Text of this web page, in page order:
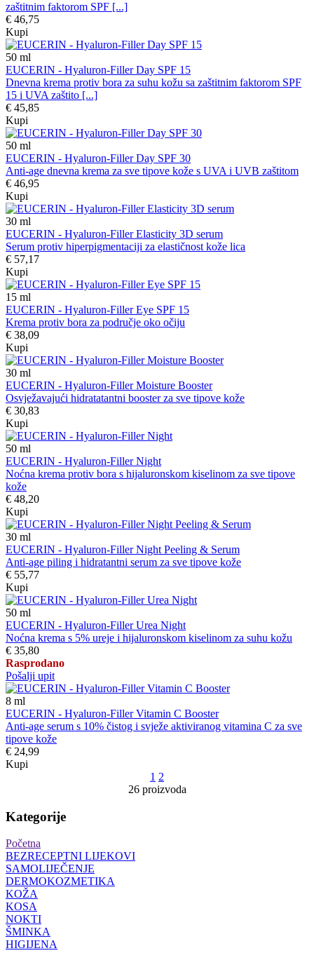
zaštitnim faktorom SPF [...]
€ 46,75
Kupi
50 ml
EUCERIN - Hyaluron-Filler Day SPF 15
Dnevna krema protiv bora za suhu kožu sa zaštitnim faktorom SPF
15 i UVA zaštito [...]
€ 45,85
Kupi
50 ml
EUCERIN - Hyaluron-Filler Day SPF 30
Anti-age dnevna krema za sve tipove kože s UVA i UVB zaštitom
€ 46,95
Kupi
30 ml
EUCERIN - Hyaluron-Filler Elasticity 3D serum
Serum protiv hiperpigmentaciji za elastičnost kože lica
€ 57,17
Kupi
15 ml
EUCERIN - Hyaluron-Filler Eye SPF 15
Krema protiv bora za područje oko očiju
€ 38,09
Kupi
30 ml
EUCERIN - Hyaluron-Filler Moisture Booster
Osvježavajući hidratatantni booster za sve tipove kože
€ 30,83
Kupi
50 ml
EUCERIN - Hyaluron-Filler Night
Noćna krema protiv bora s hijaluronskom kiselinom za sve tipove
kože
€ 48,20
Kupi
30 ml
EUCERIN - Hyaluron-Filler Night Peeling & Serum
Anti-age piling i hidratantni serum za sve tipove kože
€ 55,77
Kupi
50 ml
EUCERIN - Hyaluron-Filler Urea Night
Noćna krema s 5% ureje i hijaluronskom kiselinom za suhu kožu
€ 35,80
Rasprodano
Pošalji upit
8 ml
EUCERIN - Hyaluron-Filler Vitamin C Booster
Anti-age serum s 10% čistog i svježe aktiviranog vitamina C za sve
tipove kože
€ 24,99
Kupi
1 2
26 proizvoda
Kategorije
Početna
BEZRECEPTNI LIJEKOVI
SAMOLIJEČENJE
DERMOKOZMETIKA
KOŽA
KOSA
NOKTI
ŠMINKA
HIGIJENA